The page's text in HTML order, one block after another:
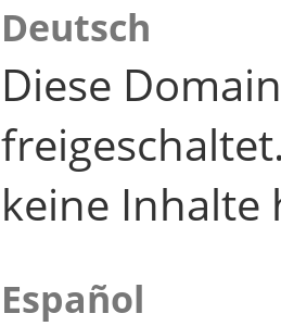
Deutsch
Diese
keine Inhalte
Español